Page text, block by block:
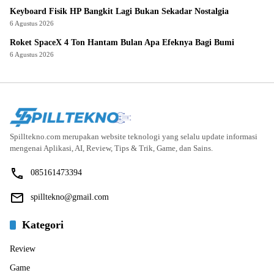
Keyboard Fisik HP Bangkit Lagi Bukan Sekadar Nostalgia
6 Agustus 2026
Roket SpaceX 4 Ton Hantam Bulan Apa Efeknya Bagi Bumi
6 Agustus 2026
Spilltekno.com merupakan website teknologi yang selalu update informasi
mengenai Aplikasi, AI, Review, Tips & Trik, Game, dan Sains.
085161473394
spilltekno@gmail.com
Kategori
Review
Game